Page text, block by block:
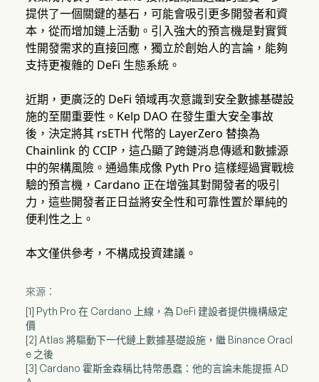
提供了一個關鍵的基石，可能會吸引更多開發者和資
本，從而增加鏈上活動。引入強大的預言機是對實質
性開發需求的直接回應，獨立於創始人的言論，能夠
支持更複雜的 DeFi 生態系統。
近期，更廣泛的 DeFi 領域再次意識到安全數據基礎設
施的至關重要性。Kelp DAO 在發生重大安全事故
後，決定將其 rsETH 代幣的 LayerZero 替換為
Chainlink 的 CCIP，這凸顯了跨鏈消息傳遞和數據源
中的架構風險。通過集成像 Pyth Pro 這樣經過實戰檢
驗的預言機，Cardano 正在增強其對開發者的吸引
力，這些開發者正日益將安全性和可靠性置於單純的
便利性之上。
本文僅供參考，不構成投資建議。
來源：
[1] Pyth Pro 在 Cardano 上線，為 DeFi 建設者提供機構級定
價
[2] Atlas 將驅動下一代鏈上數據基礎設施，繼 Binance Oracl
e 之後
[3] Cardano 霍斯金森稱比特幣愚蠢：他的言論未能提振 AD